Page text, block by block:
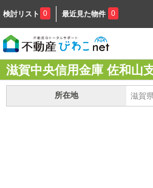
検討リスト 0 最近見た物件 0
滋賀中央信用金庫 佐和山
所在地 滋賀